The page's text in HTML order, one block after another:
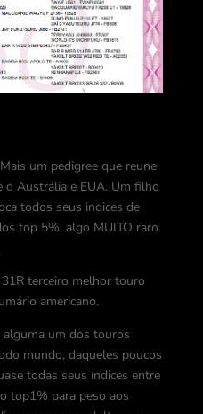
um pedigree que reune
Austrália e EUA. Um filho
todos seus indices de
top 5%, algo MUITO raro
terceiro melhor touro
americano.
alguma um dos touros
mundo, daqueles poucos
todas seus índices entre
top1% para peso aos